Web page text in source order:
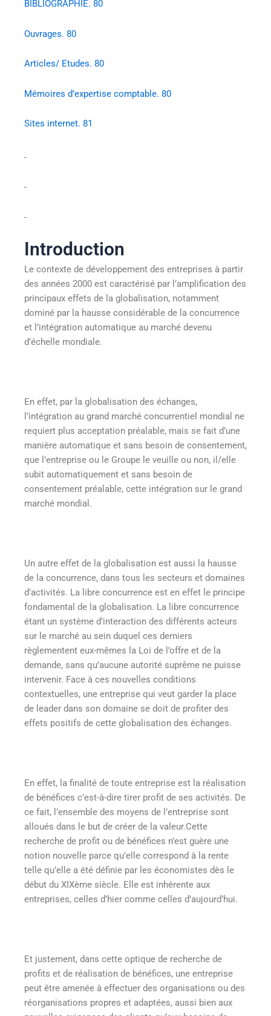
BIBLIOGRAPHIE. 80
Ouvrages. 80
Articles/ Etudes. 80
Mémoires d’expertise comptable. 80
Sites internet. 81
Introduction
Le contexte de développement des entreprises à partir
des années 2000 est caractérisé par l’amplification des
principaux effets de la globalisation, notamment
dominé par la hausse considérable de la concurrence
et l’intégration automatique au marché devenu
d’échelle mondiale.
En effet, par la globalisation des échanges,
l’intégration au grand marché concurrentiel mondial ne
requiert plus acceptation préalable, mais se fait d’une
manière automatique et sans besoin de consentement,
que l’entreprise ou le Groupe le veuille ou non, il/elle
subit automatiquement et sans besoin de
consentement préalable, cette intégration sur le grand
marché mondial.
Un autre effet de la globalisation est aussi la hausse
de la concurrence, dans tous les secteurs et domaines
d’activités. La libre concurrence est en effet le principe
fondamental de la globalisation. La libre concurrence
étant un système d’interaction des différents acteurs
sur le marché au sein duquel ces derniers
règlementent eux-mêmes la Loi de l’offre et de la
demande, sans qu’aucune autorité suprême ne puisse
intervenir. Face à ces nouvelles conditions
contextuelles, une entreprise qui veut garder la place
de leader dans son domaine se doit de profiter des
effets positifs de cette globalisation des échanges.
En effet, la finalité de toute entreprise est la réalisation
de bénéfices c’est-à-dire tirer profit de ses activités. De
ce fait, l’ensemble des moyens de l’entreprise sont
alloués dans le but de créer de la valeur.Cette
recherche de profit ou de bénéfices n’est guère une
notion nouvelle parce qu’elle correspond à la rente
telle qu’elle a été définie par les économistes dès le
début du XIXème siècle. Elle est inhérente aux
entreprises, celles d’hier comme celles d’aujourd’hui.
Et justement, dans cette optique de recherche de
profits et de réalisation de bénéfices, une entreprise
peut être amenée à effectuer des organisations ou des
réorganisations propres et adaptées, aussi bien aux